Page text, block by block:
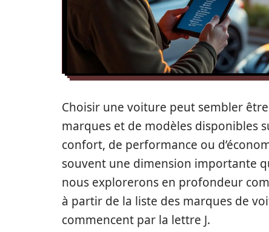
Choisir une voiture peut sembler
marques et de modèles disponibles
confort, de performance ou
souvent une dimension importante
nous explorerons en profondeur
à partir de la liste des marques de
commencent par la lettre J.